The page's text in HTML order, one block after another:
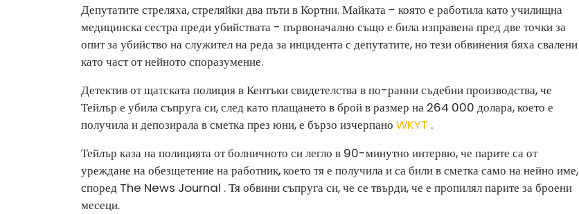
Депутатите стреляха, стреляйки два пъти в Кортни. Майката - която е работила като училищна
медицинска сестра преди убийствата - първоначално също е била изправена пред две точки за
опит за убийство на служител на реда за инцидента с депутатите, но тези обвинения бяха свалени
като част от нейното споразумение.
Детектив от щатската полиция в Кентъки свидетелства в по-ранни съдебни производства, че
Тейлър е убила съпруга си, след като плащането в брой в размер на 264 000 долара, което е
получила и депозирала в сметка през юни, е бързо изчерпано WKYT .
Тейлър каза на полицията от болничното си легло в 90-минутно интервю, че парите са от
уреждане на обезщетение на работник, което тя е получила и са били в сметка само на нейно име,
според The News Journal . Тя обвини съпруга си, че се твърди, че е пропилял парите за броени
месеци.